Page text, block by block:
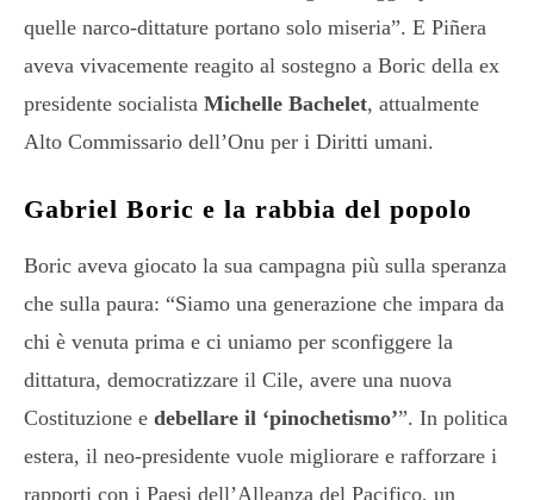
quelle narco-dittature portano solo miseria”. E Piñera
aveva vivacemente reagito al sostegno a Boric della ex
presidente socialista Michelle Bachelet, attualmente
Alto Commissario dell’Onu per i Diritti umani.
Gabriel Boric e la rabbia del popolo
Boric aveva giocato la sua campagna più sulla speranza
che sulla paura: “Siamo una generazione che impara da
chi è venuta prima e ci uniamo per sconfiggere la
dittatura, democratizzare il Cile, avere una nuova
Costituzione e debellare il ‘pinochetismo’”. In politica
estera, il neo-presidente vuole migliorare e rafforzare i
rapporti con i Paesi dell’Alleanza del Pacifico, un